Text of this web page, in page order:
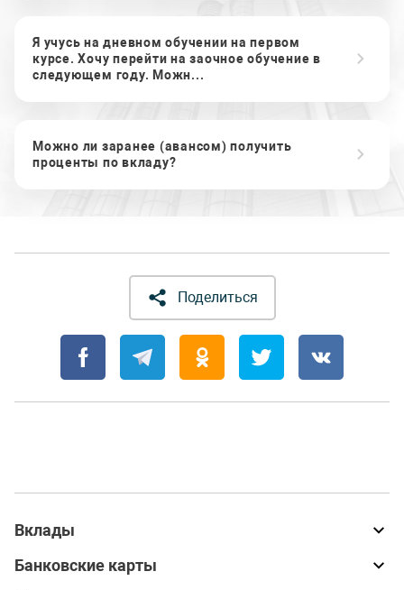
Я учусь на дневном обучении на первом
курсе. Хочу перейти на заочное обучение в
следующем году. Можн...
Можно ли заранее (авансом) получить
проценты по вкладу?
Поделиться
Вклады
Банковские карты